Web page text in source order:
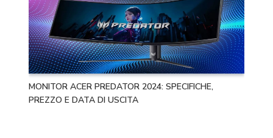
MONITOR ACER PREDATOR 2024: SPECIFICHE,
PREZZO E DATA DI USCITA